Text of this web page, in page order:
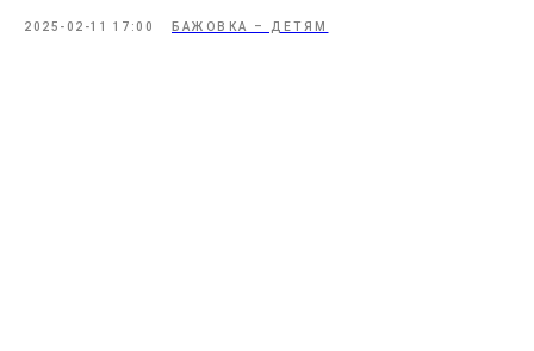
2025-02-11 17:00 БАЖОВКА – ДЕТЯМ